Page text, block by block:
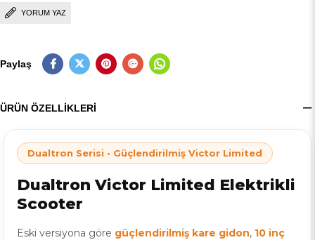
YORUM YAZ
Paylaş
ÜRÜN ÖZELLIKLERI
Dualtron Serisi • Güçlendirilmiş Victor Limited
Dualtron Victor Limited Elektrikli
Scooter
Eski versiyona göre güçlendirilmiş kare gidon, 10 inç